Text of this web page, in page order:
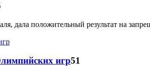
дала положительный результат на
игр51